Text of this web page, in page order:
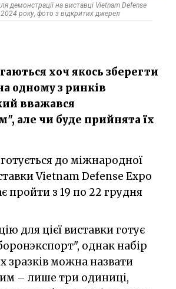
демонстрації на виставці Vietnam Defense
року, фото з відкритих джерел
хоч якось зберегти
одному з ринків
вважався
але чи буде прийнята їх
Vietnam Defense Expo
пройти з 19 по 22 грудня
для цієї виставки готує
однак набір
зразків можна назвати
– лише три одиниці,